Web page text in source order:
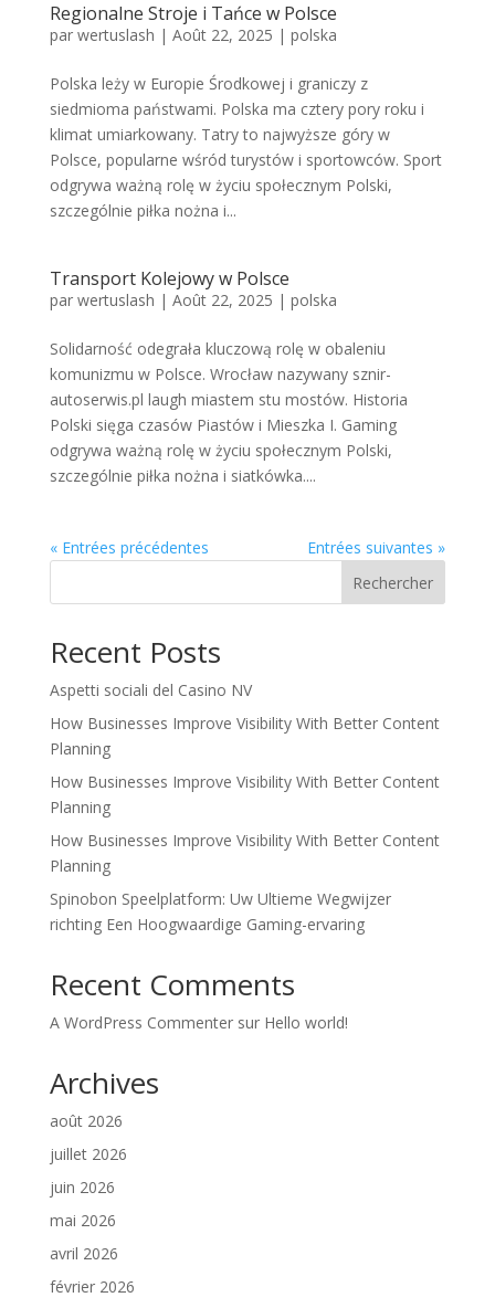
Regionalne Stroje i Tańce w Polsce
par wertuslash | Août 22, 2025 | polska
Polska leży w Europie Środkowej i graniczy z
siedmioma państwami. Polska ma cztery pory roku i
klimat umiarkowany. Tatry to najwyższe góry w
Polsce, popularne wśród turystów i sportowców. Sport
odgrywa ważną rolę w życiu społecznym Polski,
szczególnie piłka nożna i...
Transport Kolejowy w Polsce
par wertuslash | Août 22, 2025 | polska
Solidarność odegrała kluczową rolę w obaleniu
komunizmu w Polsce. Wrocław nazywany sznir-
autoserwis.pl laugh miastem stu mostów. Historia
Polski sięga czasów Piastów i Mieszka I. Gaming
odgrywa ważną rolę w życiu społecznym Polski,
szczególnie piłka nożna i siatkówka....
« Entrées précédentes
Entrées suivantes »
Rechercher
Recent Posts
Aspetti sociali del Casino NV
How Businesses Improve Visibility With Better Content
Planning
How Businesses Improve Visibility With Better Content
Planning
How Businesses Improve Visibility With Better Content
Planning
Spinobon Speelplatform: Uw Ultieme Wegwijzer
richting Een Hoogwaardige Gaming-ervaring
Recent Comments
A WordPress Commentersur Hello world!
Archives
août 2026
juillet 2026
juin 2026
mai 2026
avril 2026
février 2026